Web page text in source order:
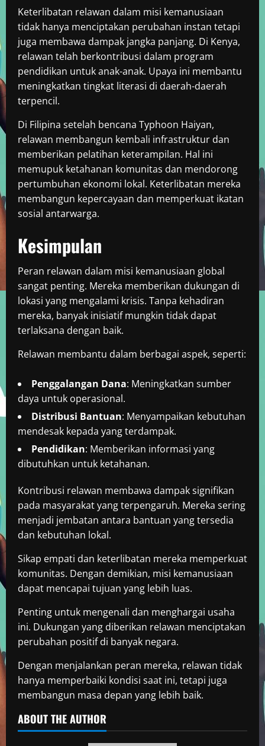
Keterlibatan relawan dalam misi kemanusiaan
tidak hanya menciptakan perubahan instan tetapi
juga membawa dampak jangka panjang. Di Kenya,
relawan telah berkontribusi dalam program
pendidikan untuk anak-anak. Upaya ini membantu
meningkatkan tingkat literasi di daerah-daerah
terpencil.
Di Filipina setelah bencana Typhoon Haiyan,
relawan membangun kembali infrastruktur dan
memberikan pelatihan keterampilan. Hal ini
memupuk ketahanan komunitas dan mendorong
pertumbuhan ekonomi lokal. Keterlibatan mereka
membangun kepercayaan dan memperkuat ikatan
sosial antarwarga.
Kesimpulan
Peran relawan dalam misi kemanusiaan global
sangat penting. Mereka memberikan dukungan di
lokasi yang mengalami krisis. Tanpa kehadiran
mereka, banyak inisiatif mungkin tidak dapat
terlaksana dengan baik.
Relawan membantu dalam berbagai aspek, seperti:
Penggalangan Dana: Meningkatkan sumber
daya untuk operasional.
Distribusi Bantuan: Menyampaikan kebutuhan
mendesak kepada yang terdampak.
Pendidikan: Memberikan informasi yang
dibutuhkan untuk ketahanan.
Kontribusi relawan membawa dampak signifikan
pada masyarakat yang terpengaruh. Mereka sering
menjadi jembatan antara bantuan yang tersedia
dan kebutuhan lokal.
Sikap empati dan keterlibatan mereka memperkuat
komunitas. Dengan demikian, misi kemanusiaan
dapat mencapai tujuan yang lebih luas.
Penting untuk mengenali dan menghargai usaha
ini. Dukungan yang diberikan relawan menciptakan
perubahan positif di banyak negara.
Dengan menjalankan peran mereka, relawan tidak
hanya memperbaiki kondisi saat ini, tetapi juga
membangun masa depan yang lebih baik.
ABOUT THE AUTHOR